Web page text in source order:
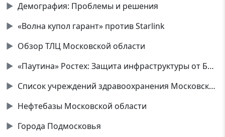
▶ Демография: Проблемы и решения
▶ «Волна купол гарант» против Starlink
▶ Обзор ТЛЦ Московской области
▶
«Паутина» Ростех: Защита инфраструктуры от БПЛА
▶
Список учреждений здравоохранения Московской области
▶ Нефтебазы Московской области
▶ Города Подмосковья